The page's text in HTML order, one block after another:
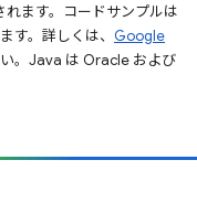
れます。コードサンプルは
す。詳しくは、 Google
。Java は Oracle および